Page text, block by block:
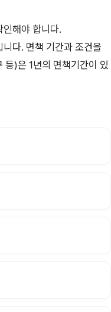
인해야 합니다.
다. 면책 기간과 조건을
)은 1년의 면책기간이 있